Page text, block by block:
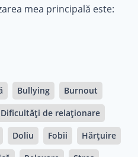
mea principală este:
Bullying
Burnout
Dificultăți de relaționare
Doliu Fobii
Hărțuire